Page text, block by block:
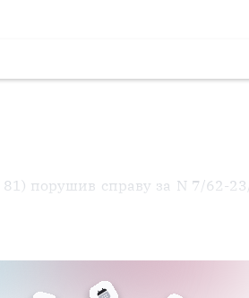
81) порушив справу за N 7/62-